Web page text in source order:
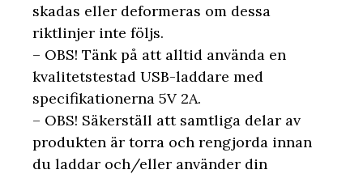
skadas eller deformeras om dessa
riktlinjer inte följs.
– OBS! Tänk på att alltid använda en
kvalitetstestad USB-laddare med
specifikationerna 5V 2A.
– OBS! Säkerställ att samtliga delar av
produkten är torra och rengjorda innan
du laddar och/eller använder din